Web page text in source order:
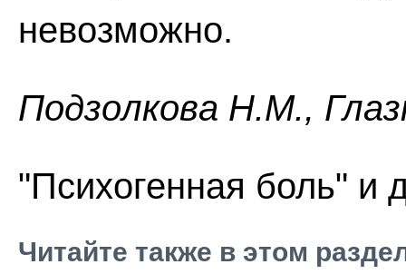
невозможно.
Пoдзoлкoвa H.M.,
"Психогенная боль" и
Читайте также в этом